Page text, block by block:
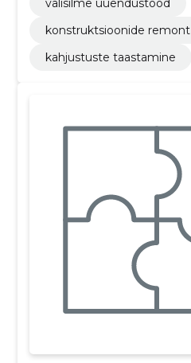
välisilme uuendustööd
konstruktsioonide remont
kahjustuste taastamine